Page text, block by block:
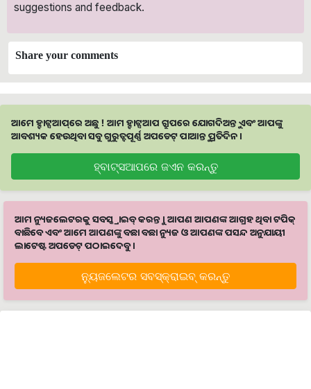
suggestions and feedback.
Share your comments
ଆମେ ହ୍ବାଟ୍ସଆପ୍‌ରେ ଅଛୁ ! ଆମ ହ୍ବାଟ୍ସଆପ ଗ୍ରୁପରେ ଯୋଗଦିଅନ୍ତୁ ଏବଂ ଆପଙ୍କୁ
ଆବଶ୍ୟକ ହେଉଥିବା ସବୁ ଗୁରୁତ୍ବପୂର୍ଣ୍ଣ ଅପଡେଟ୍‌ ପାଆନ୍ତୁ ପ୍ରତିଦିନ ।
ହ୍ବାଟ୍ସଆପରେ ଜଏନ କରନ୍ତୁ
ଆମ ନ୍ୟୁଜଲେଟରକୁ ସବସ୍କ୍ରାଇବ୍ କରନ୍ତୁ । ଆପଣ ଆପଣଙ୍କ ଆଗ୍ରହ ଥିବା ଟପିକ୍‌
ବାଛିବେ ଏବଂ ଆମେ ଆପଣଙ୍କୁ ବଛା ବଛା ନ୍ୟୁଜ ଓ ଆପଣଙ୍କ ପସନ୍ଦ ଅନୁଯାୟୀ
ଲାଟେଷ୍ଟ ଅପଡେଟ୍‌ ପଠାଇଦେବୁ ।
ନ୍ୟୁଜଲେଟର ସବସ୍କ୍ରାଇବ୍‌ କରନ୍ତୁ